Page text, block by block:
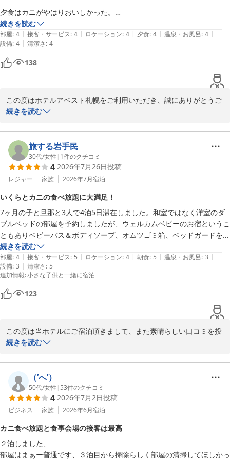
夕食はカニがやはりおいしかった。
特に毛ガニ。小ぶりだし、剥くのは大変だけど、おいしいカニでした。
スタッフは若い人ばかりでした。
清掃ですが、パット見はきれいでしたが、ものをベット下に落とした
ら、髪の毛が大量に出てきて焦りました。
続きを読む
部屋: 4 | 接客・サービス: 4 | ロケーション: 4 | 夕食: 4 | 温泉・お風呂: 4 |
設備: 4 | 清潔さ: 4
138
この度はホテルアベスト札幌をご利用いただき、誠にありがとうご
ざいます。
たとのこと、大変嬉しく拝読いたしました。特に毛ガニをお気に召
していただけたようで何よりでございます。
一方で、客室の清掃につきましては、ご不快な思いをお掛けし誠に
申し訳ございませんでした。ベッド下の清掃が行き届いておらず、
ご不安なお気持ちにさせてしまいましたことを深くお詫び申し上げ
掃方法や点検体制を見直し、より快適にお過ごしいただける客室づ
くりに努めてまいります。
貴重なご意見をお寄せいただき、誠にありがとうございました。今
後はお食事だけでなく、お部屋でも安心してお過ごしいただけるホ
テルを目指し、スタッフ一同改善に努めてまいります。またのご来
館を心よりお待ちしております。
ホテルアベスト札幌
2026-07-28
続きを読む
旅する岩手民
30代/女性 | 1件のクチコミ
4 2026年7月26日投稿
レジャー 家族 2026年7月宿泊
いくらとカニの食べ放題に大満足！
7ヶ月の子と旦那と3人で4泊5日滞在しました。和室ではなく洋室のダ
ブルベッドの部屋を予約しましたが、ウェルカムベビーのお宿というこ
ともありベビーバス＆ボディソープ、オムツゴミ箱、ベッドガードを到
着当日に予約しましたが無事レンタル出来ました。
赤ちゃん連れでしたが、スタッフの皆さんがとても優しく、5日間とも
丁寧な接客だったことがとても嬉しかったです。
なんと言っても朝食と夕食のバイキングが最高でした。
レビュー通り朝は山盛りのいくら、夜は沢山の種類のカニを食べ放題
で、デザートやおかずの種類も多く、ソフトクリームも美味しかったで
す！ライブキッチンも美味しかったです。
マイナスレビューも参考にしていましたが、そこまで部屋も汚くは無く
掃除も行き届いていたと思います。シャワーの水量も申し分なく、部屋
滞在して感じたマイナス点は、初日だけドライヤーをかけた時にブレイ
カーが落ちた事と交換のタオルの枚数が足りない事があったくらいで
す。(フロントに言えばくれます。)
次に札幌に旅行する時もまた利用したいです。
続きを読む
部屋: 4 | 接客・サービス: 5 | ロケーション: 4 | 朝食: 5 | 温泉・お風呂: 3 |
設備: 3 | 清潔さ: 5
追加情報:小さな子供と一緒に宿泊
123
この度は当ホテルにご宿泊頂きまして、また素晴らしい口コミを投
稿していただきまして誠にありがとうございます。ご夕食に関して
の際はまたぜひ当館をご利用ください。お客様とまたお会いできま
すことを心よりお待ちしております。
ホテルアベスト札幌
ホテルアベスト札幌
続きを読む
（’へ’）
50代/女性 | 53件のクチコミ
4 2026年7月2日投稿
ビジネス 家族 2026年6月宿泊
カニ食べ放題と食事会場の接客は最高
２泊しました、
部屋はまぁー普通です、３泊目から掃除らしく部屋の清掃してほしかっ